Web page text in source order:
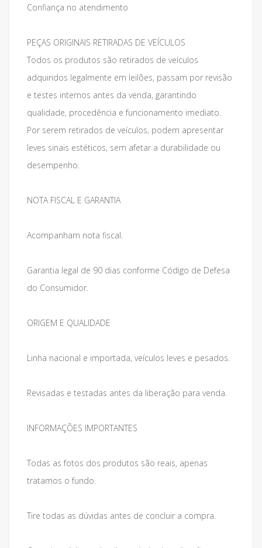
Confiança no atendimento
PEÇAS ORIGINAIS RETIRADAS DE VEÍCULOS
Todos os produtos são retirados de veículos
adquiridos legalmente em leilões, passam por revisão
e testes internos antes da venda, garantindo
qualidade, procedência e funcionamento imediato.
Por serem retirados de veículos, podem apresentar
leves sinais estéticos, sem afetar a durabilidade ou
desempenho.
NOTA FISCAL E GARANTIA
Acompanham nota fiscal.
Garantia legal de 90 dias conforme Código de Defesa
do Consumidor.
ORIGEM E QUALIDADE
Linha nacional e importada, veículos leves e pesados.
Revisadas e testadas antes da liberação para venda.
INFORMAÇÕES IMPORTANTES
Todas as fotos dos produtos são reais, apenas
tratamos o fundo.
Tire todas as dúvidas antes de concluir a compra.